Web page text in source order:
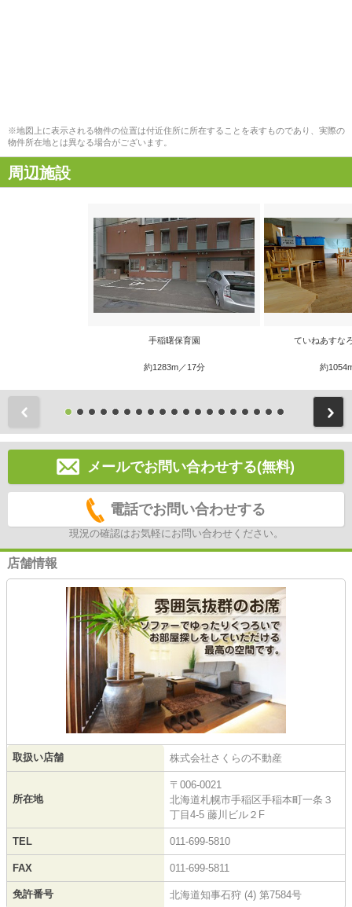
※地図上に表示される物件の位置は付近住所に所在することを表すものであり、実際の
物件所在地とは異なる場合がございます。
周辺施設
手稲曙保育園
約1283m／17分
ていねあすな
約
メールでお問い合わせする(無料)
電話でお問い合わせする
現況の確認はお気軽にお問い合わせください。
店舗情報
取扱い店舗 株式会社さくらの不動産
所在地
〒006-0021
北海道札幌市手稲区手稲本町一条３
丁目4-5 藤川ビル２F
TEL 011-699-5810
FAX 011-699-5811
免許番号 北海道知事石狩 (4) 第7584号